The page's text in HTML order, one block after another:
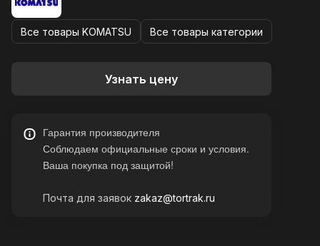
Все товары KOMATSU Все товары категории
Узнать цену
Гарантия производителя
Соблюдаем официальные сроки и условия.
Ваша покупка под защитой!
Почта для заявок zakaz@tortrak.ru